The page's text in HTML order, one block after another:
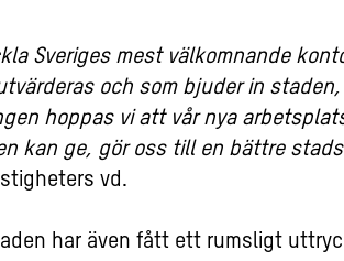
Sveriges mest välkomnande
och som bjuder in
hoppas vi att vår nya
kan ge, gör oss till en bättre
vd.
har även fått ett rumsligt